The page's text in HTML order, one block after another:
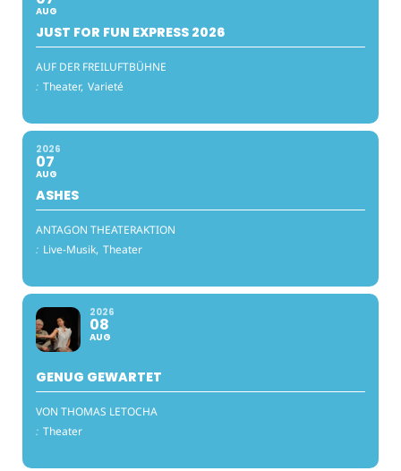
AUG
JUST FOR FUN EXPRESS 2026
AUF DER FREILUFTBÜHNE
: Theater, Varieté
2026
07
AUG
ASHES
ANTAGON THEATERAKTION
: Live-Musik, Theater
2026
08
AUG
GENUG GEWARTET
VON THOMAS LETOCHA
: Theater